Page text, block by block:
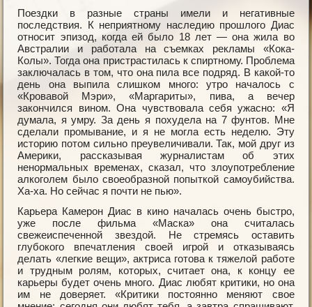
Поездки в разные страны имели и негативные
последствия. К неприятному наследию прошлого Диас
относит эпизод, когда ей было 18 лет — она жила во
Австралии и работала на съемках рекламы «Кока-
Колы». Тогда она пристрастилась к спиртному. Проблема
заключалась в том, что она пила все подряд. В какой-то
день она выпила слишком много: утро началось с
«Кровавой Мэри», «Маргариты», пива, а вечер
закончился вином. Она чувствовала себя ужасно: «Я
думала, я умру. За день я похудела на 7 фунтов. Мне
сделали промывание, и я не могла есть неделю. Эту
историю потом сильно преувеличивали. Так, мой друг из
Америки, рассказывая журналистам об этих
ненормальных временах, сказал, что злоупотребление
алкоголем было своеобразной попыткой самоубийства.
Ха-ха. Но сейчас я почти не пью».
Карьера Камерон Диас в кино началась очень быстро,
уже после фильма «Маска» она считалась
свежеиспеченной звездой. Не стремясь оставить
глубокого впечатления своей игрой и отказываясь
делать «легкие вещи», актриса готова к тяжелой работе
и трудным ролям, которых, считает она, к концу ее
карьеры будет очень много. Диас любят критики, но она
им не доверяет. «Критики постоянно меняют свое